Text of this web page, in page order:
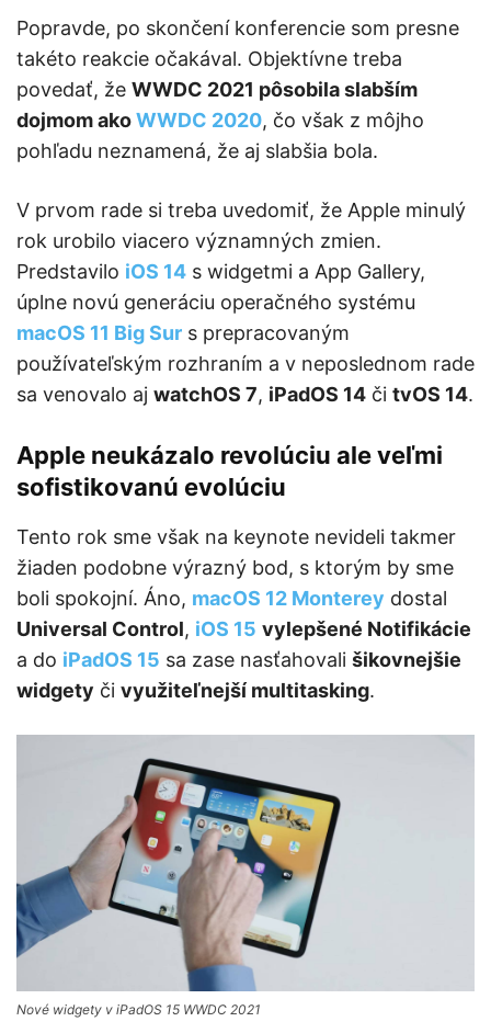
Popravde, po skončení konferencie som presne
takéto reakcie očakával. Objektívne treba
povedať, že WWDC 2021 pôsobila slabším
dojmom akoWWDC 2020, čo však z môjho
pohľadu neznamená, že aj slabšia bola.
V prvom rade si treba uvedomiť, že Apple minulý
rok urobilo viacero významných zmien.
Predstavilo iOS 14 s widgetmi a App Gallery,
úplne novú generáciu operačného systému
macOS 11 Big Sur s prepracovaným
používateľským rozhraním a v neposlednom rade
sa venovalo aj watchOS 7, iPadOS 14 či tvOS 14.
Apple neukázalo revolúciu ale veľmi
sofistikovanú evolúciu
Tento rok sme však na keynote nevideli takmer
žiaden podobne výrazný bod, s ktorým by sme
boli spokojní. Áno, macOS 12 Monterey dostal
Universal Control, iOS 15 vylepšené Notifikácie
a do iPadOS 15 sa zase nasťahovali šikovnejšie
widgety či využiteľnejší multitasking.
Nové widgety v iPadOS 15 WWDC 2021